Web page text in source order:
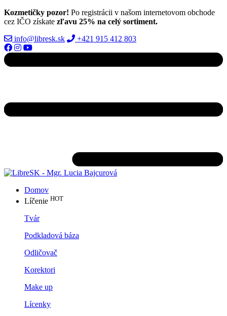
Kozmetičky pozor! Po registrácii v našom internetovom obchode
cez IČO získate zľavu 25% na celý sortiment.
info@libresk.sk
+421 915 412 803
Domov
Líčenie HOT
Tvár
Podkladová báza
Odličovač
Korektori
Make up
Lícenky